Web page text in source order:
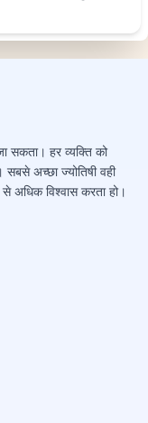
सकता। हर व्यक्ति को
अच्छा ज्योतिषी वही
अधिक विश्वास करता हो।